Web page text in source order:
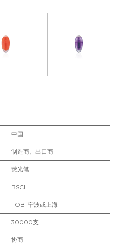
中国
制造商、出口商
荧光笔
BSCI
FOB 宁波或上海
30000支
协商